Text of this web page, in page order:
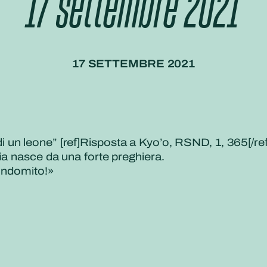
17 SETTEMBRE 2021
leone” [ref]Risposta a Kyo’o, RSND, 1, 365[/
nasce da una forte preghiera.